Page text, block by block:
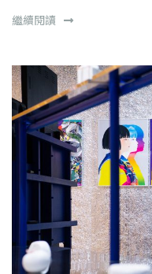
繼續閱讀